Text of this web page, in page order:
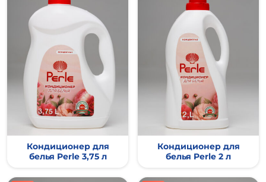
Кондиционер для
белья Perle 3,75 л
Кондиционер для
белья Perle 2 л